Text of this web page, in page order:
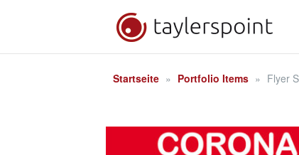
Startseite » Portfolio Items » Flyer